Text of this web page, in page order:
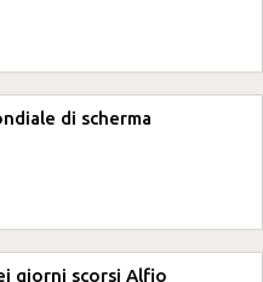
di scherma
giorni scorsi Alfio